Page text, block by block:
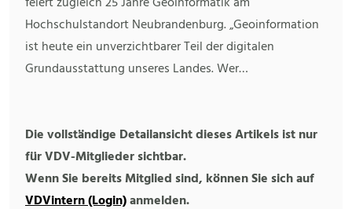
Hochschulstandort Neubrandenburg. „Geoinformation
ist heute ein unverzichtbarer Teil der digitalen
Grundausstattung unseres Landes. Wer…
Die vollständige Detailansicht dieses Artikels ist nur
für VDV-Mitglieder sichtbar.
Wenn Sie bereits Mitglied sind, können Sie sich auf
VDVintern (Login)anmelden.